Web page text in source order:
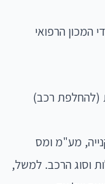
המכון הרפואי
מע"מ ומס
וסוג הרכב. למשל,